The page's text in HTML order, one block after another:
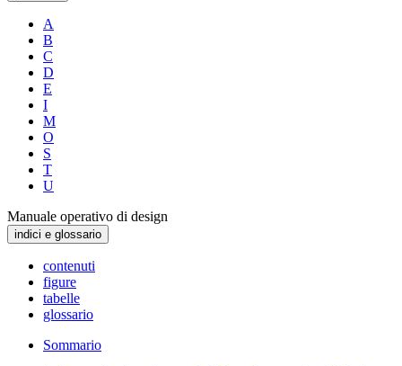
A
B
C
D
E
I
M
O
S
T
U
Manuale operativo di design
indici e glossario
contenuti
figure
tabelle
glossario
Sommario